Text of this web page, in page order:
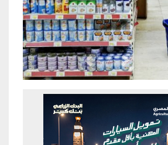
Previous Next